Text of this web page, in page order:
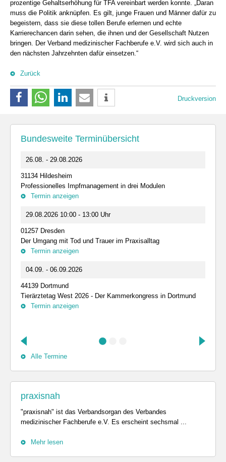
prozentige Gehaltserhöhung für TFA vereinbart werden konnte. „Daran
muss die Politik anknüpfen. Es gilt, junge Frauen und Männer dafür zu
begeistern, dass sie diese tollen Berufe erlernen und echte
Karrierechancen darin sehen, die ihnen und der Gesellschaft Nutzen
bringen. Der Verband medizinischer Fachberufe e.V. wird sich auch in
den nächsten Jahrzehnten dafür einsetzen.“
Zurück
Druckversion
Bundesweite Terminübersicht
26.08. - 29.08.2026
31134 Hildesheim
Professionelles Impfmanagement in drei Modulen
Termin anzeigen
29.08.2026 10:00 - 13:00 Uhr
01257 Dresden
Der Umgang mit Tod und Trauer im Praxisalltag
Termin anzeigen
04.09. - 06.09.2026
44139 Dortmund
Tierärztetag West 2026 - Der Kammerkongress in Dortmund
Termin anzeigen
Alle Termine
praxisnah
"praxisnah" ist das Verbandsorgan des Verbandes
medizinischer Fachberufe e.V. Es erscheint sechsmal ...
Mehr lesen